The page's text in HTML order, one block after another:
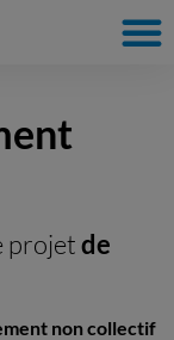
projetde
non collectif